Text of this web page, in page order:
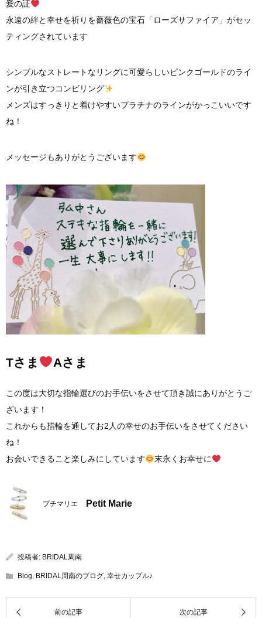
愛の証
永遠の絆と幸せを祈りを薔薇色の宝石「ローズサファイア」がセッ
ティングされています
シンプルなストレートなリングに可愛らしいピンクゴールドのライ
ンが引き立つコンビリング
メンズはすっきりと着けやすいプラチナのラインがかっこいいです
ね！
メッセージもありがとうございます
Tさま Aさま
この度は大切な指輪選びのお手伝いをさせて頂き誠にありがとうご
ざいます！
これからも指輪を通してお2人の幸せのお手伝いをさせてください
ね！
お会いできること楽しみにしています
末永くお幸せに
プチマリエ Petit Marie
投稿者: BRIDAL周南
Blog, BRIDAL周南のブログ, 幸せカップル♪